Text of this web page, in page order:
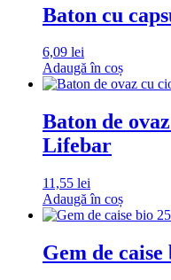
Baton cu
6,09 lei
Adaugă în coș
Baton de
Lifebar
11,55 lei
Adaugă în coș
Gem de